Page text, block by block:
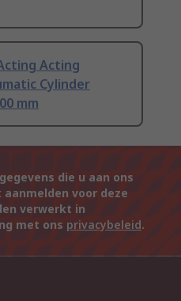
Acting
Cylinder
mm
die u aan ons
voor deze
verwerkt in
met ons privacybeleid.